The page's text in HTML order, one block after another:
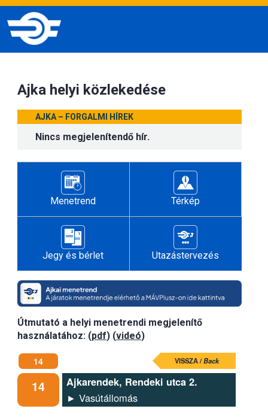
Ajka helyi közlekedése
AJKA – FORGALMI HÍREK
Nincs megjelenítendő hír.
Menetrend Térkép
Jegy és bérlet Utazástervezés
Útmutató a helyi menetrendi megjelenítő
használatához: (pdf) (videó)
14 VISSZA /Back
14 Ajkarendek, Rendeki utca 2.
► Vasútállomás